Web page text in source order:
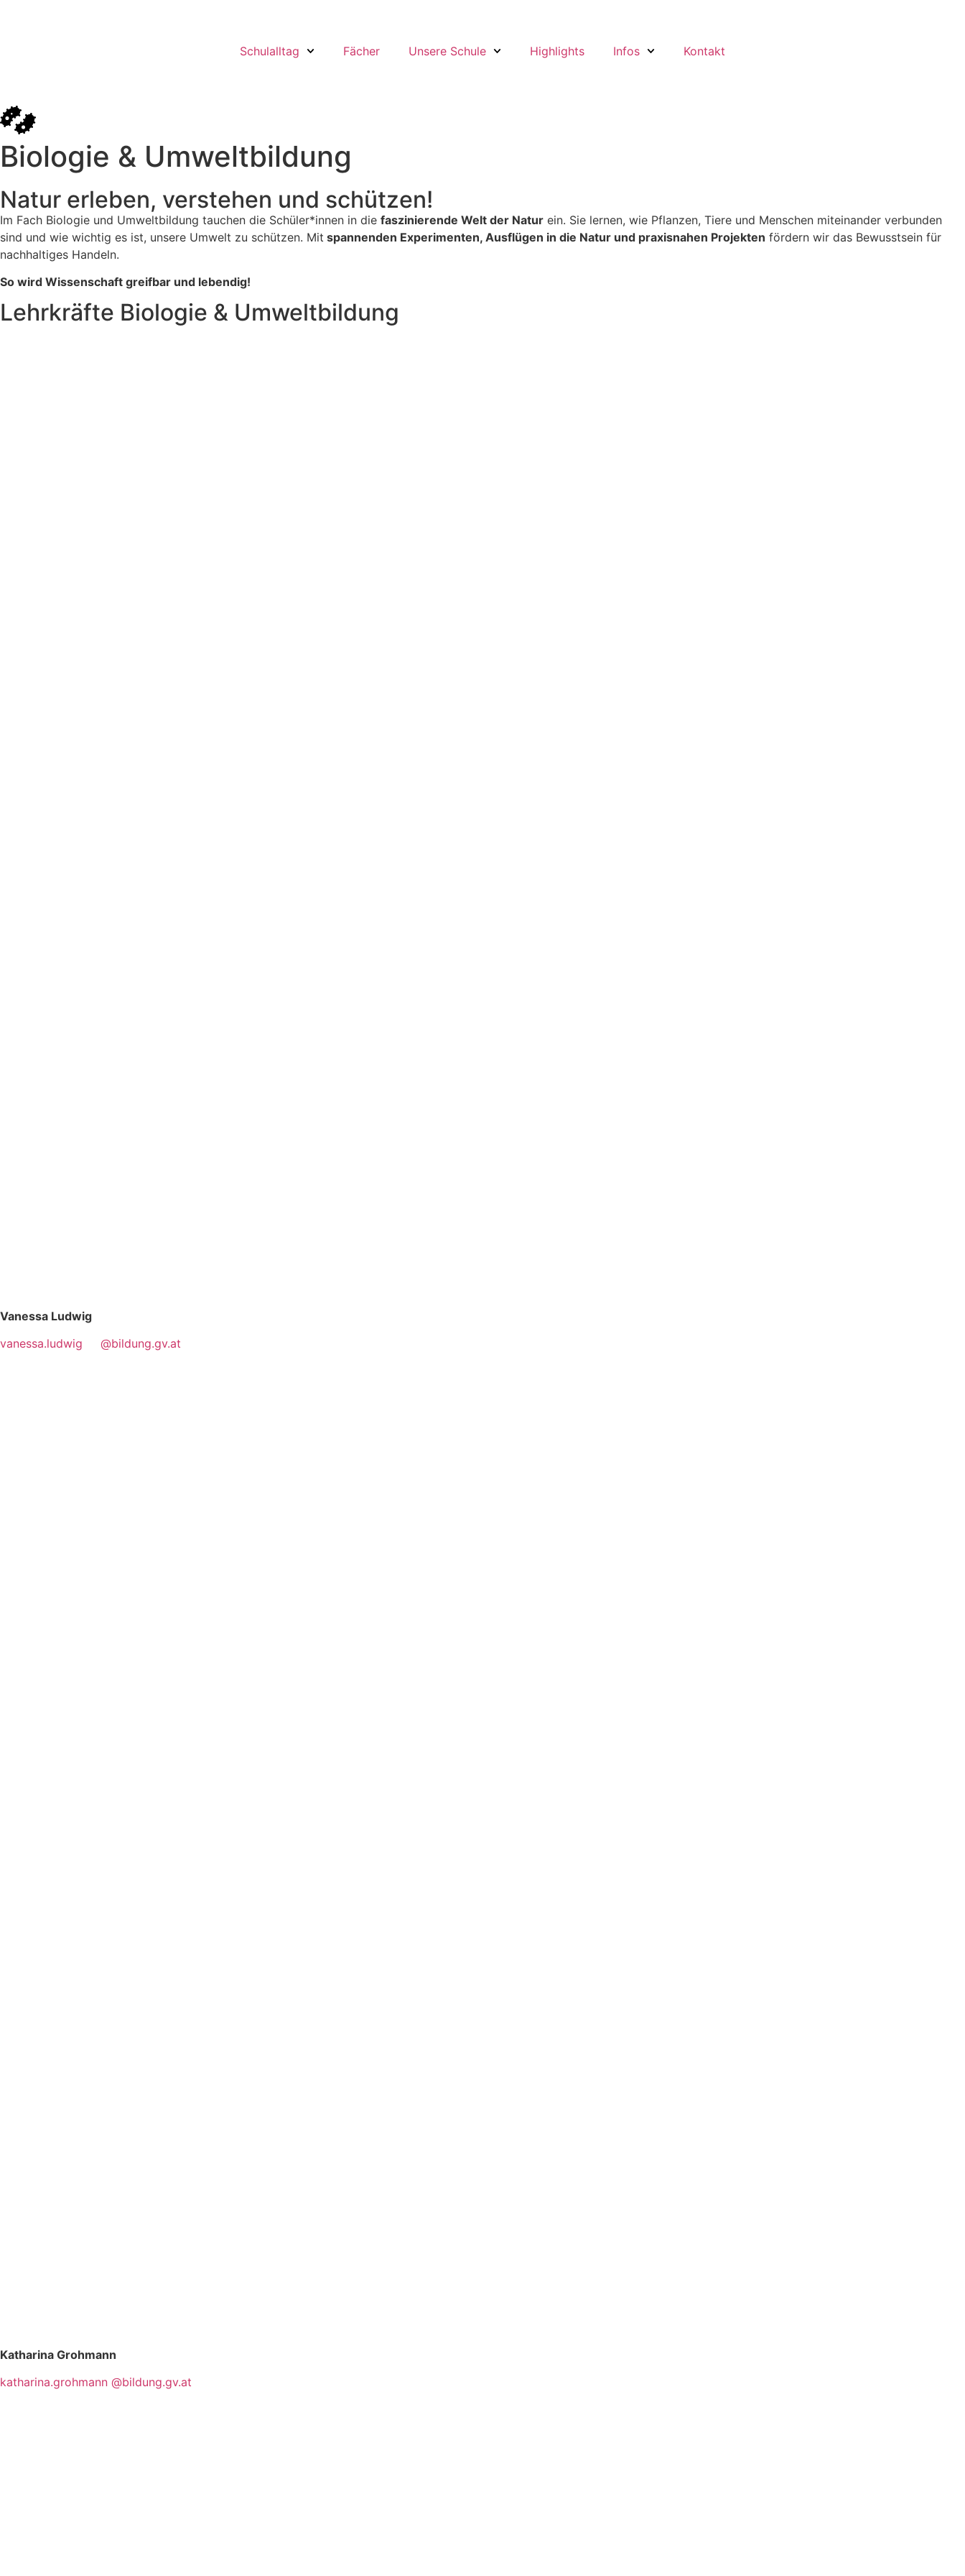
Schulalltag Fächer Unsere Schule Highlights Infos Kontakt
Biologie & Umweltbildung
Natur erleben, verstehen und schützen!
Im Fach Biologie und Umweltbildung tauchen die Schüler*innen in die faszinierende Welt der Natur ein. Sie lernen, wie Pflanzen, Tiere und Menschen miteinander verbunden
sind und wie wichtig es ist, unsere Umwelt zu schützen. Mit spannenden Experimenten, Ausflügen in die Natur und praxisnahen Projekten fördern wir das Bewusstsein für
nachhaltiges Handeln.
So wird Wissenschaft greifbar und lebendig!
Lehrkräfte Biologie & Umweltbildung
Vanessa Ludwig
vanessa.ludwig @bildung.gv.at
Katharina Grohmann
katharina.grohmann @bildung.gv.at